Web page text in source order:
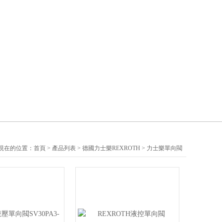
在的位置： 首頁 > 產品列表 > 德國力士樂REXROTH > 力士樂單向閥